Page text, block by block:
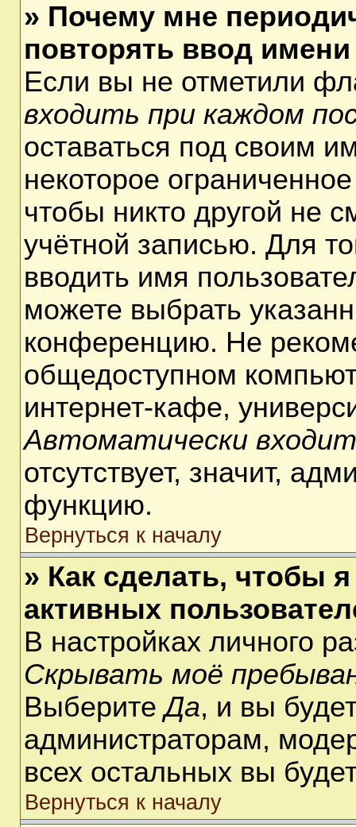
» Почему мне
повторять ввод
Если вы не отметили
входить при каждом
оставаться под своим
некоторое
чтобы никто другой не
учётной записью. Для
вводить имя
можете выбрать
конференцию. Не
общедоступном
интернет-кафе,
Автоматически
отсутствует, значит,
функцию.
Вернуться к началу
» Как сделать, чтобы
активных
В настройках личного
Скрывать моё
ВыберитеДа, и вы
администраторам,
всех остальных вы
Вернуться к началу